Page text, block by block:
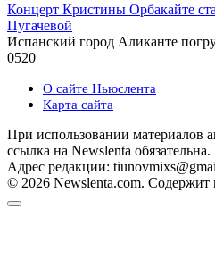
Концерт Кристины Орбакайте
Пугачевой
Испанский город Аликанте
0520
О сайте Ньюслента
Карта сайта
При использовании материалов
ссылка на Newslenta обязательна.
Адрес редакции:
© 2026 Newslenta.com. Содержит